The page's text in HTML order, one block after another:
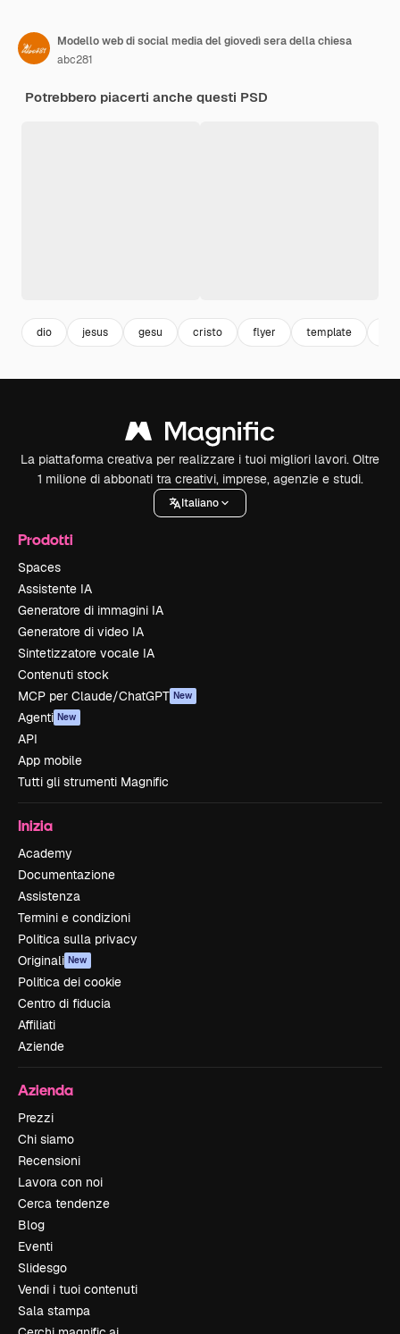
Modello web di social media del giovedì sera della chiesa
abc281
Potrebbero piacerti anche questi PSD
dio jesus gesu cristo flyer template
La piattaforma creativa per realizzare i tuoi migliori lavori. Oltre
1 milione di abbonati tra creativi, imprese, agenzie e studi.
Italiano
Prodotti
Spaces
Assistente IA
Generatore di immagini IA
Generatore di video IA
Sintetizzatore vocale IA
Contenuti stock
MCP per Claude/ChatGPT New
Agenti New
API
App mobile
Tutti gli strumenti Magnific
Inizia
Academy
Documentazione
Assistenza
Termini e condizioni
Politica sulla privacy
Originali New
Politica dei cookie
Centro di fiducia
Affiliati
Aziende
Azienda
Prezzi
Chi siamo
Recensioni
Lavora con noi
Cerca tendenze
Blog
Eventi
Slidesgo
Vendi i tuoi contenuti
Sala stampa